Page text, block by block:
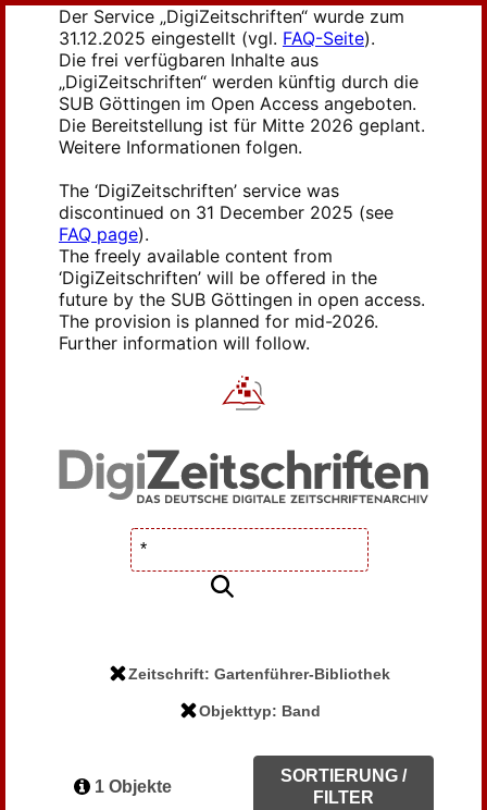
Der Service „DigiZeitschriften“ wurde zum
31.12.2025 eingestellt (vgl. FAQ-Seite).
Die frei verfügbaren Inhalte aus
„DigiZeitschriften“ werden künftig durch die
SUB Göttingen im Open Access angeboten.
Die Bereitstellung ist für Mitte 2026 geplant.
Weitere Informationen folgen.
The ‘DigiZeitschriften’ service was
discontinued on 31 December 2025 (see
FAQ page).
The freely available content from
‘DigiZeitschriften’ will be offered in the
future by the SUB Göttingen in open access.
The provision is planned for mid-2026.
Further information will follow.
Zeitschrift: Gartenführer-Bibliothek
Objekttyp: Band
1 Objekte
SORTIERUNG /
FILTER